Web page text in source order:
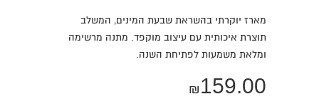
מארז יוקרתי בהשראת שבעת המינים, המשלב
תוצרת איכותית עם עיצוב מוקפד. מתנה מרשימה
ומלאת משמעות לפתיחת השנה.
₪159.00